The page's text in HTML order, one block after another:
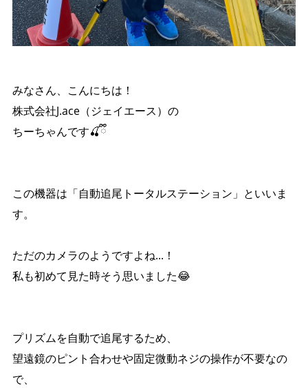
みなさん、こんにちは！
株式会社J.ace（ジェイエース）の
ちーちゃんです🍒ྀི
この機器は「自動追尾トータルステーション」といいま
す。
ただのカメラのようですよね...！
私も初めて見た時そう思いました😂
プリズムを自動で追尾するため、
望遠鏡のピント合わせや固定微動ネジの操作が不要なの
で、